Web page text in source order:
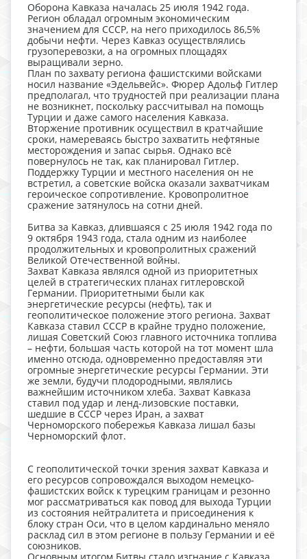
Оборона Кавказа началась 25 июля 1942 года.
Регион обладал огромным экономическим
значением для СССР, на него приходилось 86,5%
добычи нефти. Через Кавказ осуществлялись
грузоперевозки, а на огромных площадях
выращивали зерно.
План по захвату региона фашистскими войсками
носил название «Эдельвейс». Фюрер Адольф Гитлер
предполагал, что трудностей при реализации плана
не возникнет, поскольку рассчитывал на помощь
Турции и даже самого населения Кавказа.
Вторжение противник осуществил в кратчайшие
сроки, намереваясь быстро захватить нефтяные
месторождения и запас сырья. Однако всё
повернулось не так, как планировал Гитлер.
Поддержку Турции и местного населения он не
встретил, а советские войска оказали захватчикам
героическое сопротивление. Кровопролитное
сражение затянулось на сотни дней.
Битва за Кавказ, длившаяся с 25 июля 1942 года по
9 октября 1943 года, стала одним из наиболее
продолжительных и кровопролитных сражений
Великой Отечественной войны.
Захват Кавказа являлся одной из приоритетных
целей в стратегических планах гитлеровской
Германии. Приоритетными были как
энергетические ресурсы (нефть), так и
геополитическое положение этого региона. Захват
Кавказа ставил СССР в крайне трудно положение,
лишая Советский Союз главного источника топлива
– нефти, большая часть которой на тот момент шла
именно отсюда, одновременно предоставляя эти
огромные энергетические ресурсы Германии. Эти
же земли, будучи плодородными, являлись
важнейшим источником хлеба. Захват Кавказа
ставил под удар и ленд-лизовские поставки,
шедшие в СССР через Иран, а захват
Черноморского побережья Кавказа лишал базы
Черноморский флот.
С геополитической точки зрения захват Кавказа и
его ресурсов сопровождался выходом немецко-
фашистских войск к турецким границам и резонно
мог рассматриваться как повод для выхода Турции
из состояния нейтралитета и присоединения к
блоку стран Оси, что в целом кардинально меняло
расклад сил в этом регионе в пользу Германии и её
союзников.